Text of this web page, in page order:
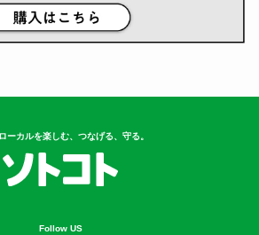
ーカルを楽しむ、つなげる、守る。
Follow US